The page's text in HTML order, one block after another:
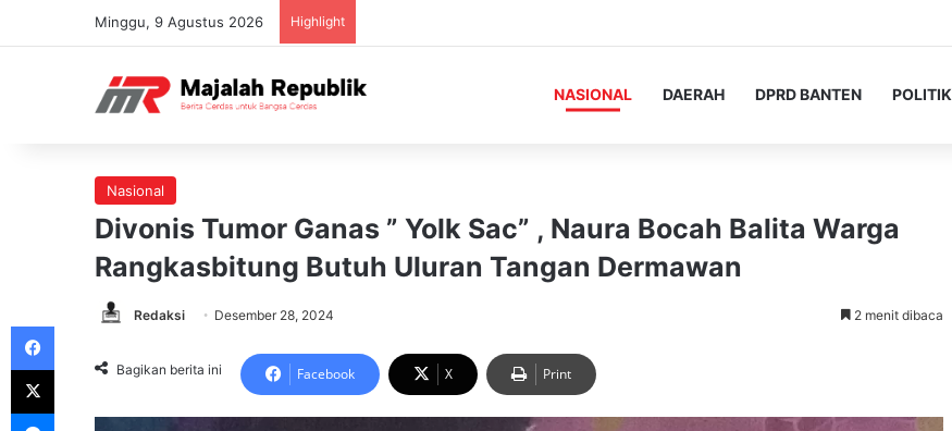
Minggu, 9 Agustus 2026 Highlight
NASIONAL DAERAH DPRD BANTEN POLITIK
Nasional
Divonis Tumor Ganas ” Yolk Sac” , Naura Bocah Balita Warga
Rangkasbitung Butuh Uluran Tangan Dermawan
Redaksi Desember 28, 2024 2 menit dibaca
Bagikan berita ini Facebook X Print
Facebook
X
Messenger